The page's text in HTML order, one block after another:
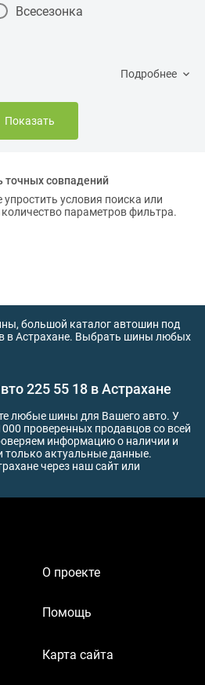
Всесезонка
Подробнее
Показать
точных совпадений
упростить условия поиска или
параметров фильтра.
большой каталог автошин под
в Астрахане. Выбрать шины любых
225 55 18 в Астрахане
любые шины для Вашего авто. У
проверенных продавцов со всей
информацию о наличии и
только актуальные данные.
через наш сайт или
О проекте
Помощь
Карта сайта